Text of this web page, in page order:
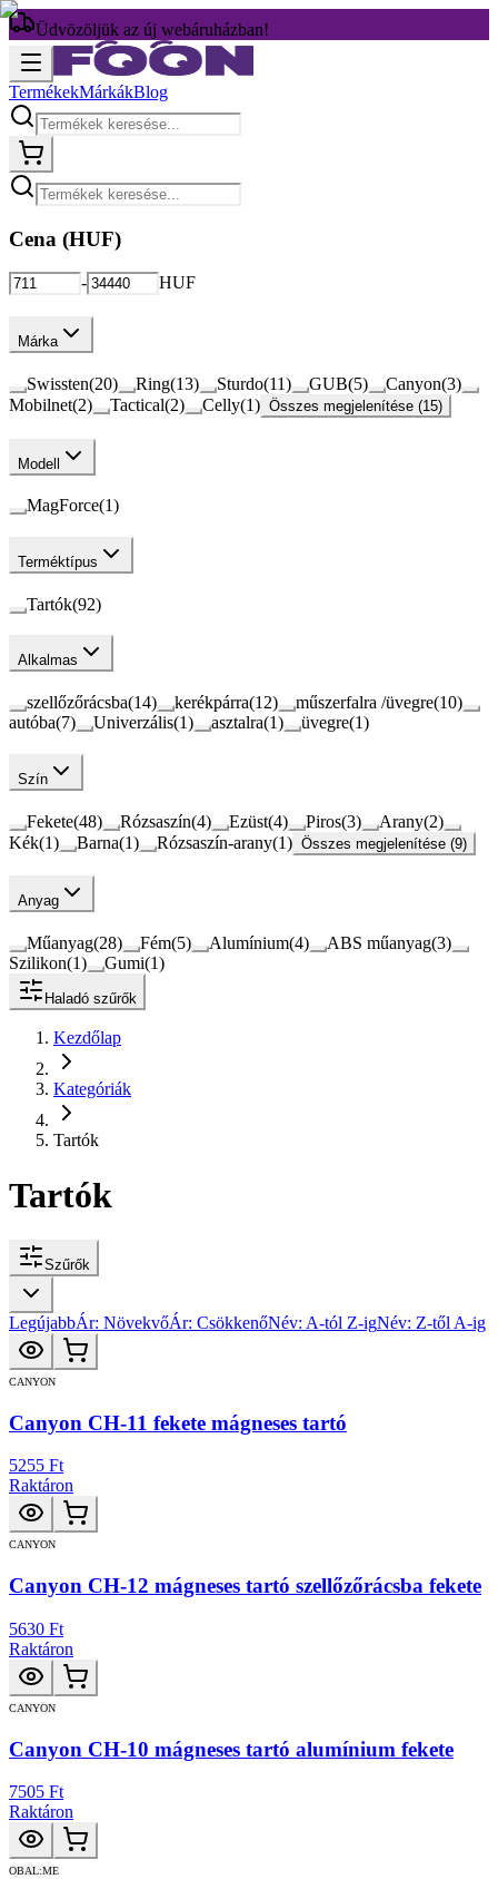
Üdvözöljük az új webáruházban!
TermékekMárkákBlog
Cena (HUF)
- HUF
Márka
Swissten(20) Ring(13) Sturdo(11) GUB(5) Canyon(3)
Mobilnet(2) Tactical(2) Celly(1) Összes megjelenítése (15)
Modell
MagForce(1)
Terméktípus
Tartók(92)
Alkalmas
szellőzőrácsba(14) kerékpárra(12) műszerfalra /üvegre(10)
autóba(7) Univerzális(1) asztalra(1) üvegre(1)
Szín
Fekete(48) Rózsaszín(4) Ezüst(4) Piros(3) Arany(2)
Kék(1) Barna(1) Rózsaszín-arany(1) Összes megjelenítése (9)
Anyag
Műanyag(28) Fém(5) Alumínium(4) ABS műanyag(3)
Szilikon(1) Gumi(1)
Haladó szűrők
Kezdőlap
Kategóriák
Tartók
Tartók
Szűrők
LegújabbÁr: NövekvőÁr: CsökkenőNév: A-tól Z-igNév: Z-től A-ig
CANYON
Canyon CH-11 fekete mágneses tartó
5255 Ft
Raktáron
CANYON
Canyon CH-12 mágneses tartó szellőzőrácsba fekete
5630 Ft
Raktáron
CANYON
Canyon CH-10 mágneses tartó alumínium fekete
7505 Ft
Raktáron
OBAL:ME